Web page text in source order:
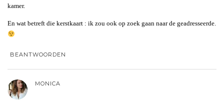
kamer.
En wat betreft die kerstkaart : ik zou ook op zoek gaan naar de geadresseerde.
BEANTWOORDEN
MONICA